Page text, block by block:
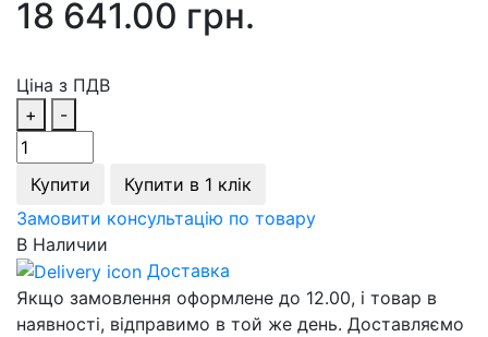
18 641.00 грн.
Ціна з ПДВ
+
-
Купити
Купити в 1 клік
Замовити консультацію по товару
В Наличии
Доставка
Якщо замовлення оформлене до 12.00, і товар в
наявності, відправимо в той же день. Доставляємо